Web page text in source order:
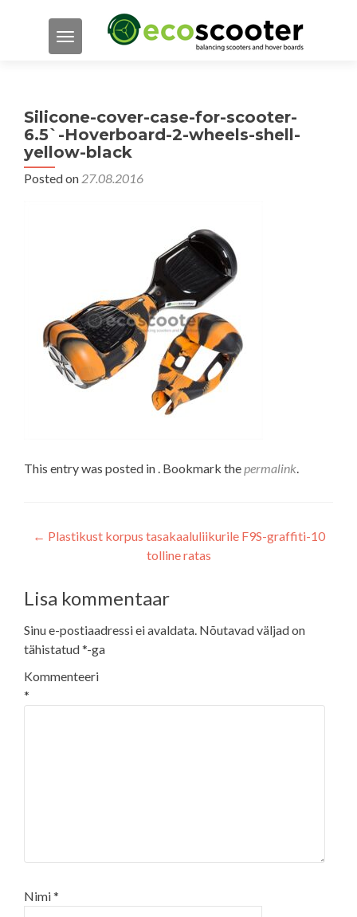
TOGGLE NAVIGATION
Silicone-cover-case-for-scooter-
6.5`-Hoverboard-2-wheels-shell-
yellow-black
Posted on 27.08.2016
This entry was posted in . Bookmark thepermalink.
Navigeerimine
← Plastikust korpus tasakaaluliikurile F9S-graffiti-10
tolline ratas
Lisa kommentaar
Sinu e-postiaadressi ei avaldata. Nõutavad väljad on
tähistatud*-ga
Kommenteeri
*
Nimi*